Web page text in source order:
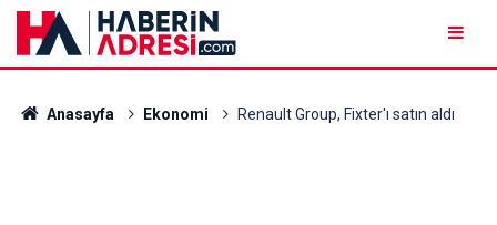
Anasayfa Ekonomi Renault Group, Fixter'ı satın aldı